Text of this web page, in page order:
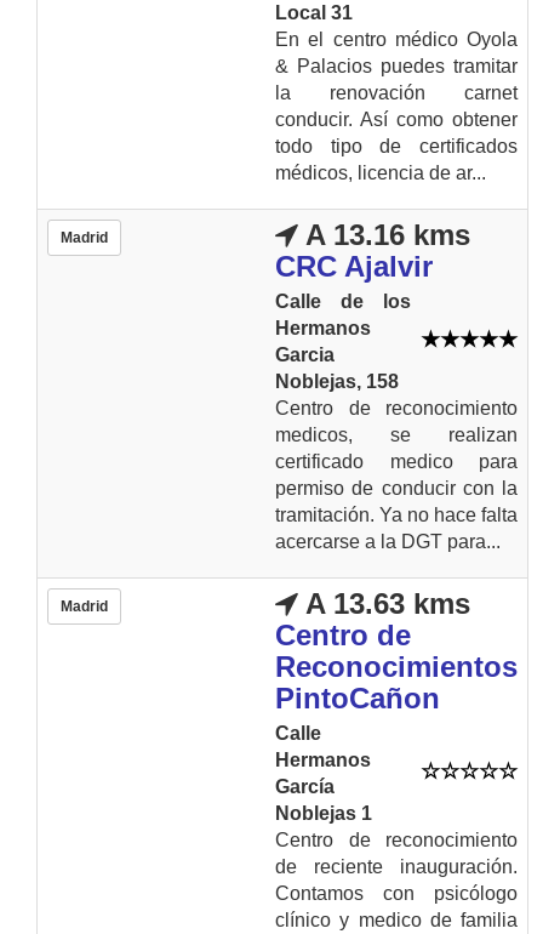
Local 31
En el centro médico Oyola
& Palacios puedes tramitar
la renovación carnet
conducir. Así como obtener
todo tipo de certificados
médicos, licencia de ar...
Madrid
A 13.16 kms
CRC Ajalvir
Calle de los
Hermanos
Garcia
Noblejas, 158
Centro de reconocimiento
medicos, se realizan
certificado medico para
permiso de conducir con la
tramitación. Ya no hace falta
acercarse a la DGT para...
Madrid
A 13.63 kms
Centro de
Reconocimientos
PintoCañon
Calle
Hermanos
García
Noblejas 1
Centro de reconocimiento
de reciente inauguración.
Contamos con psicólogo
clínico y medico de familia